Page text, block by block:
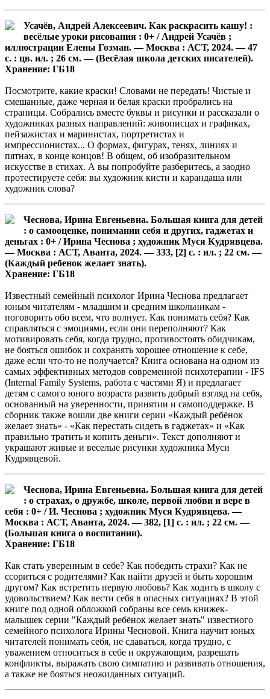
Усачёв, Андрей Алексеевич. Как раскрасить кашу! :
весёлые уроки рисования : 0+ / Андрей Усачёв ;
иллюстрации Елены Гозман. — Москва : АСТ, 2024. — 47
с. : цв. ил. ; 26 см. — (Весёлая школа детских писателей).
Хранение: ГБ18
Посмотрите, какие краски! Словами не передать! Чистые и
смешанные, даже черная и белая краски пробрались на
страницы. Собрались вместе буквы и рисунки и рассказали о
художниках разных направлений: живописцах и графиках,
пейзажистах и маринистах, портретистах и
импрессионистах... О формах, фигурах, тенях, линиях и
пятнах, в конце концов! В общем, об изобразительном
искусстве в стихах. А вы попробуйте разберитесь, а заодно
протестируете себя: вы художник кисти и карандаша или
художник слова?
Чеснова, Ирина Евгеньевна. Большая книга для детей
: о самооценке, понимании себя и других, гаджетах и
деньгах : 0+ / Ирина Чеснова ; художник Муся Кудрявцева.
— Москва : АСТ, Аванта, 2024. — 333, [2] с. : ил. ; 22 см. —
(Каждый ребенок желает знать).
Хранение: ГБ18
Известный семейный психолог Ирина Чеснова предлагает
юным читателям - младшим и средним школьникам -
поговорить обо всем, что волнует. Как понимать себя? Как
справляться с эмоциями, если они переполняют? Как
мотивировать себя, когда трудно, противостоять обидчикам,
не бояться ошибок и сохранять хорошее отношение к себе,
даже если что-то не получается? Книга основана на одном из
самых эффективных методов современной психотерапии - IFS
(Internal Family Systems, работа с частями Я) и предлагает
детям с самого юного возраста развить добрый взгляд на себя,
основанный на уверенности, принятии и самоподдержке. В
сборник также вошли две книги серии «Каждый ребёнок
желает знать» - «Как перестать сидеть в гаджетах» и «Как
правильно тратить и копить деньги». Текст дополняют и
украшают живые и веселые рисунки художника Муси
Кудрявцевой.
Чеснова, Ирина Евгеньевна. Большая книга для детей
: о страхах, о дружбе, школе, первой любви и вере в
себя : 0+ / И. Чеснова ; художник Муся Кудрявцева. —
Москва : АСТ, Аванта, 2024. — 382, [1] с. : ил. ; 22 см. —
(Большая книга о воспитании).
Хранение: ГБ18
Как стать уверенным в себе? Как победить страхи? Как не
ссориться с родителями? Как найти друзей и быть хорошим
другом? Как встретить первую любовь? Как ходить в школу с
удовольствием? Как вести себя в опасных ситуациях? В этой
книге под одной обложкой собраны все семь книжек-
малышек серии "Каждый ребёнок желает знать" известного
семейного психолога Ирины Чесновой. Книга научит юных
читателей понимать себя, не сдаваться, когда трудно, с
уважением относиться в себе и окружающим, разрешать
конфликты, выражать свою симпатию и развивать отношения,
а также не бояться неожиданных ситуаций.